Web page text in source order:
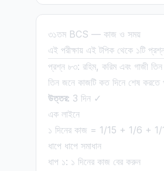
৩১তম BCS — কাজ ও সময়
এই পরীক্ষায় এই টপিক থেকে ১টি
প্রশ্ন ৮৩: রহিম, করিম এবং গাজী
তিন জনে কাজটি কত দিনে শেষ করতে
উত্তর: 3 দিন ✓
এক লাইনে
১ দিনের কাজ = 1/15 + 1/6
ধাপে ধাপে সমাধান
ধাপ ১: ১ দিনের কাজ বের করুন